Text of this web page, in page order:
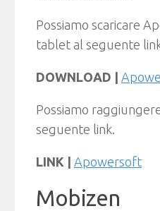
Possiamo scaricare
tablet al seguente
DOWNLOAD |
Possiamo
seguente link.
LINK | Apowersoft
Mobizen